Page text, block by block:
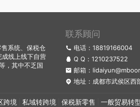
系统、保税仓
线上线下自营
，其中不乏国
联系顾问
电话：18819166004
Q Q： 1210237522
邮箱：
地址：成都市武侯区西
跨境 私域转跨境 保税新零售 一般贸易转